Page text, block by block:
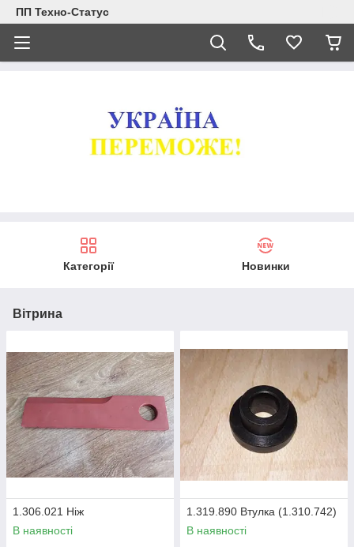
ПП Техно-Статус
Категорії Новинки
Вітрина
1.306.021 Ніж
В наявності
1.319.890 Втулка (1.310.742)
В наявності